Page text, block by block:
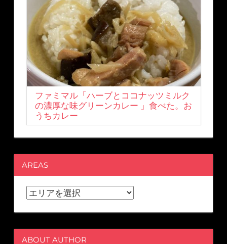
ファミマル「ハーブとココナッツミルク
の濃厚な味グリーンカレー 」食べた。お
うちカレー
AREAS
ABOUT AUTHOR